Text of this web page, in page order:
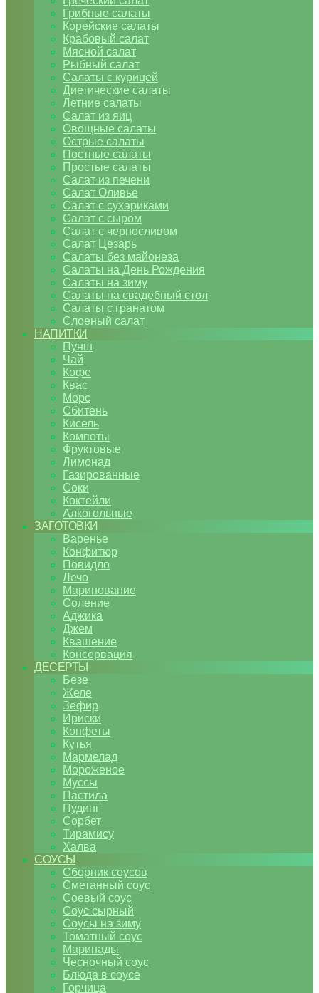
Грибные салаты
Корейские салаты
Крабовый салат
Мясной салат
Рыбный салат
Салаты с курицей
Диетические салаты
Летние салаты
Салат из яиц
Овощные салаты
Острые салаты
Постные салаты
Простые салаты
Салат из печени
Салат Оливье
Салат с сухариками
Салат с сыром
Салат с черносливом
Салат Цезарь
Салаты без майонеза
Салаты на День Рождения
Салаты на зиму
Салаты на свадебный стол
Салаты с гранатом
Слоеный салат
НАПИТКИ
Пунш
Чай
Кофе
Квас
Морс
Сбитень
Кисель
Компоты
Фруктовые
Лимонад
Газированные
Соки
Коктейли
Алкогольные
ЗАГОТОВКИ
Варенье
Конфитюр
Повидло
Лечо
Маринование
Соление
Аджика
Джем
Квашение
Консервация
ДЕСЕРТЫ
Безе
Желе
Зефир
Ириски
Конфеты
Кутья
Мармелад
Мороженое
Муссы
Пастила
Пудинг
Сорбет
Тирамису
Халва
СОУСЫ
Сборник соусов
Сметанный соус
Соевый соус
Соус сырный
Соусы на зиму
Томатный соус
Маринады
Чесночный соус
Блюда в соусе
Горчица